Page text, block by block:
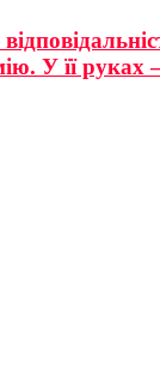
У її руках